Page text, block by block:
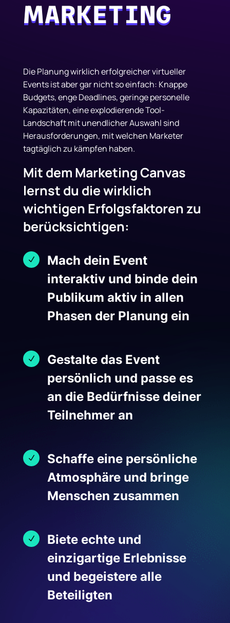
MARKETING
Die Planung wirklich erfolgreicher virtueller
Events ist aber gar nicht so einfach: Knappe
Budgets, enge Deadlines, geringe personelle
Kapazitäten, eine explodierende Tool-
Landschaft mit unendlicher Auswahl sind
Herausforderungen, mit welchen Marketer
tagtäglich zu kämpfen haben.
Mit dem Marketing Canvas
lernst du die wirklich
wichtigen Erfolgsfaktoren zu
berücksichtigen:
N
Mach dein Event
interaktiv und binde dein
Publikum aktiv in allen
Phasen der Planung ein
N
Gestalte das Event
persönlich und passe es
an die Bedürfnisse deiner
Teilnehmer an
N
Schaffe eine persönliche
Atmosphäre und bringe
Menschen zusammen
N
Biete echte und
einzigartige Erlebnisse
und begeistere alle
Beteiligten